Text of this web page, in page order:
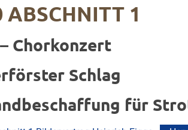
ABSCHNITT 1
Chorkonzert
Schlag
für